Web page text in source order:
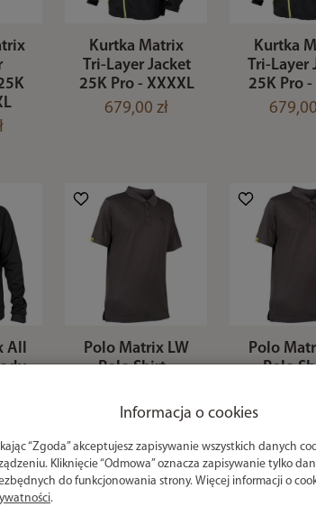
Kurtka Matrix
Tri-Layer Jacket
25K Pro - XXXXL
679,00 zł
Kurtka
Tri-Layer
25K Pro -
All
Polo Matrix LW
Polo Shirt -
104,99 zł
Polo
Polo
Informacja o cookies
“Zgoda” akceptujesz zapisywanie wszystkich danych
Kliknięcie “Odmowa” oznacza zapisywanie tylko
do funkcjonowania strony. Więcej informacji o
.